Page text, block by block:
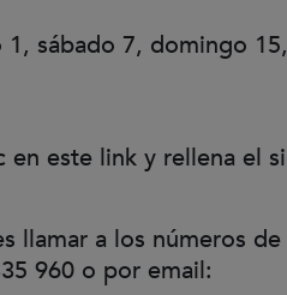
sábado 7, domingo
en este link y rellena el
llamar a los números
960 o por email: